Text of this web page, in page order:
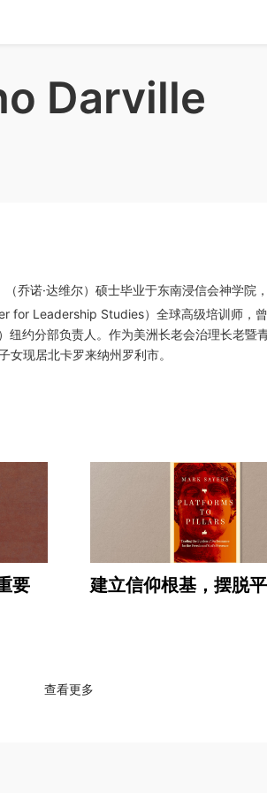
Darville
（乔诺·达维尔）硕士毕业于东南浸信会神学院
for Leadership Studies）全球高级培训师，
纽约分部负责人。作为美洲长老会治理长老暨
女现居北卡罗来纳州罗利市。
要
建立信仰根基，摆脱
查看更多